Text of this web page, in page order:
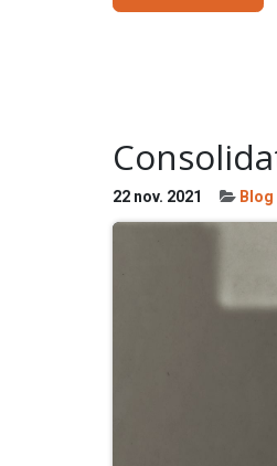
22 nov. 2021 Blog